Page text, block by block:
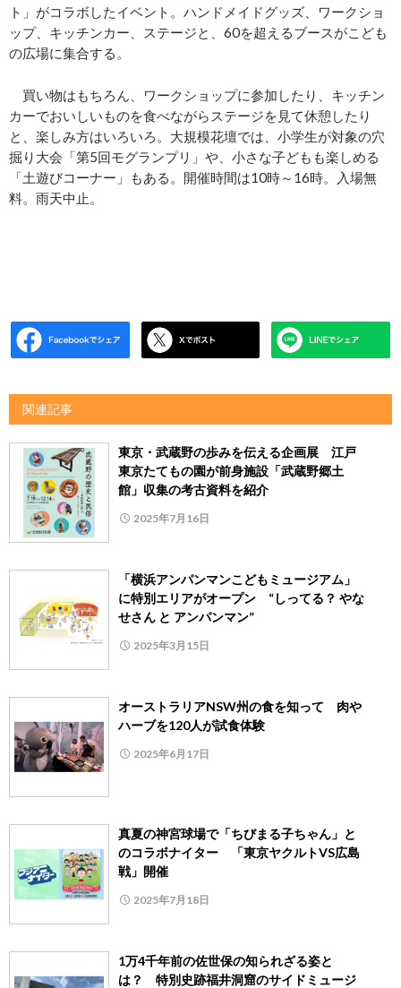
ト」がコラボしたイベント。ハンドメイドグッズ、ワークショ
ップ、キッチンカー、ステージと、60を超えるブースがこども
の広場に集合する。
買い物はもちろん、ワークショップに参加したり、キッチン
カーでおいしいものを食べながらステージを見て休憩したり
と、楽しみ方はいろいろ。大規模花壇では、小学生が対象の穴
掘り大会「第5回モグランプリ」や、小さな子どもも楽しめる
「土遊びコーナー」もある。開催時間は10時～16時。入場無
料。雨天中止。
関連記事
東京・武蔵野の歩みを伝える企画展 江戸
東京たてもの園が前身施設「武蔵野郷土
館」収集の考古資料を紹介
2025年7月16日
「横浜アンパンマンこどもミュージアム」
に特別エリアがオープン “しってる？ やな
せさん と アンパンマン”
2025年3月15日
オーストラリアNSW州の食を知って 肉や
ハーブを120人が試食体験
2025年6月17日
真夏の神宮球場で「ちびまる子ちゃん」と
のコラボナイター 「東京ヤクルトVS広島
戦」開催
2025年7月18日
1万4千年前の佐世保の知られざる姿と
は？ 特別史跡福井洞窟のサイドミュージ